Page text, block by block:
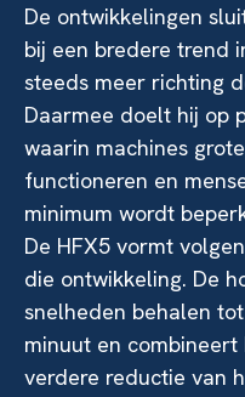
De ontwikkelingen
bij een bredere trend
steeds meer richting
Daarmee doelt hij op
waarin machines
functioneren en
minimum wordt
De HFX5 vormt
die ontwikkeling. De
snelheden behalen
minuut en
verdere reductie van